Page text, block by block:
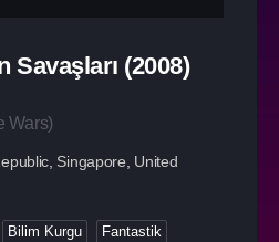
Savaşları (2008)
Wars)
Singapore United
Bilim Kurgu Fantastik